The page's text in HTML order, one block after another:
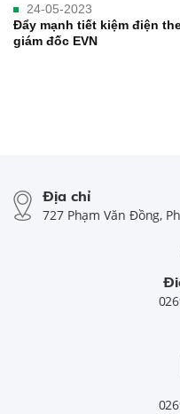
24-05-2023
Đẩy mạnh tiết kiệm điện
giám đốc EVN
Địa chỉ
727 Phạm Văn Đồng,